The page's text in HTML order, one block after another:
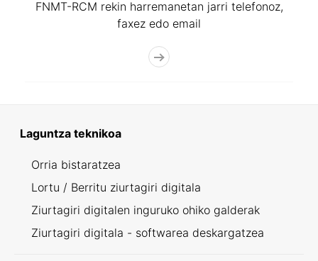
FNMT-RCM rekin harremanetan jarri telefonoz,
faxez edo email
Laguntza teknikoa
Orria bistaratzea
Lortu / Berritu ziurtagiri digitala
Ziurtagiri digitalen inguruko ohiko galderak
Ziurtagiri digitala - softwarea deskargatzea